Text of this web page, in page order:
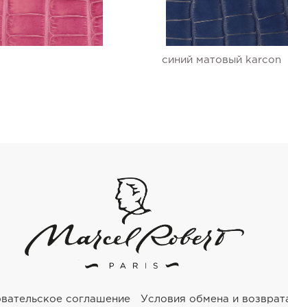
синий матовый karcon
соглашение Условия обмена и